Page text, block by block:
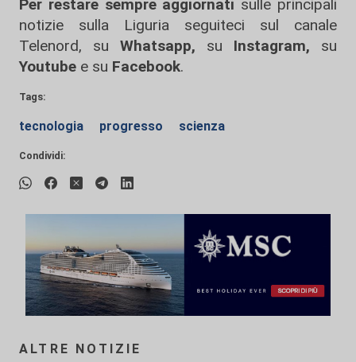
Per restare sempre aggiornati sulle principali
notizie sulla Liguria seguiteci sul canale
Telenord, su
Whatsapp, su Instagram, su
Youtube e su Facebook.
Tags:
tecnologia progresso scienza
Condividi:
ALTRE NOTIZIE